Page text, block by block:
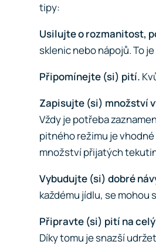
tipy:
Usilujte o rozmanitost,
sklenic nebo nápojů. To
Připomínejte (si) pití.
Zapisujte (si) množství
Vždy je potřeba
pitného režimu je
množství přijatých
Vybudujte (si) dobré
každému jídlu, se
Připravte (si) pití na
Díky tomu je snazší